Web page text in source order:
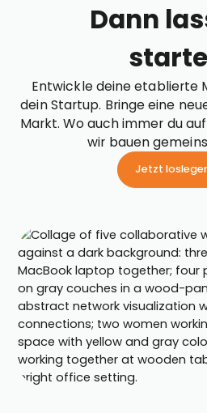
Dann
Entwickle deine etablierte
dein Startup. Bringe eine
Markt. Wo auch immer du
wir bauen
Jetzt